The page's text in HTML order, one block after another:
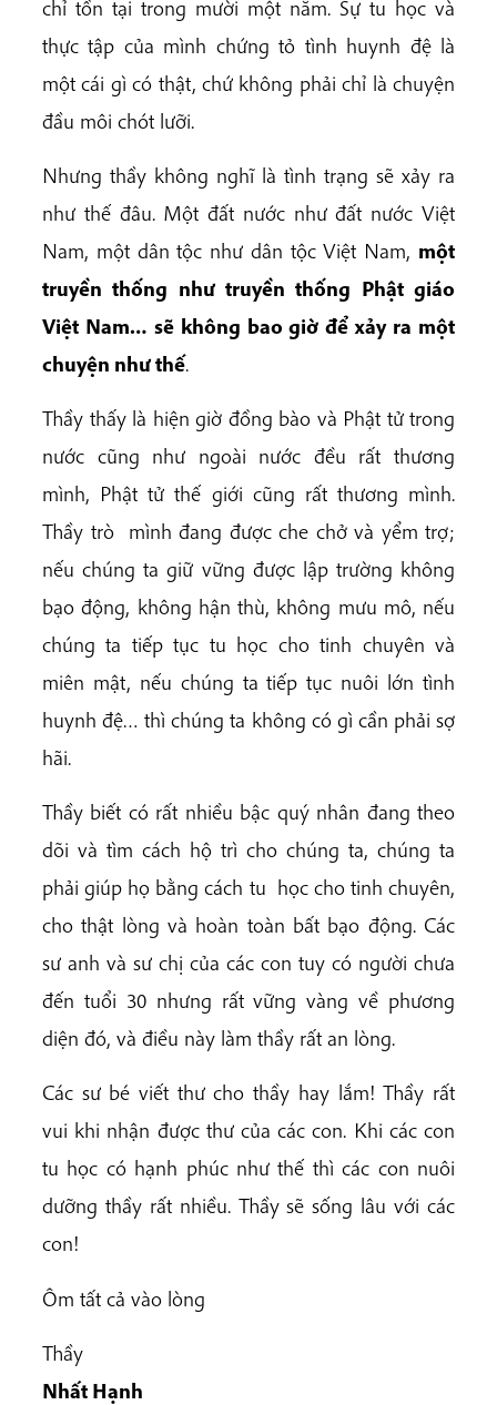
chỉ tồn tại trong mười một năm. Sự tu học và
thực tập của mình chứng tỏ tình huynh đệ là
một cái gì có thật, chứ không phải chỉ là chuyện
đầu môi chót lưỡi.
Nhưng thầy không nghĩ là tình trạng sẽ xảy ra
như thế đâu. Một đất nước như đất nước Việt
Nam, một dân tộc như dân tộc Việt Nam, một
truyền thống như truyền thống Phật giáo
Việt Nam… sẽ không bao giờ để xảy ra một
chuyện như thế.
Thầy thấy là hiện giờ đồng bào và Phật tử trong
nước cũng như ngoài nước đều rất thương
mình, Phật tử thế giới cũng rất thương mình.
Thầy trò mình đang được che chở và yểm trợ;
nếu chúng ta giữ vững được lập trường không
bạo động, không hận thù, không mưu mô, nếu
chúng ta tiếp tục tu học cho tinh chuyên và
miên mật, nếu chúng ta tiếp tục nuôi lớn tình
huynh đệ… thì chúng ta không có gì cần phải sợ
hãi.
Thầy biết có rất nhiều bậc quý nhân đang theo
dõi và tìm cách hộ trì cho chúng ta, chúng ta
phải giúp họ bằng cách tu học cho tinh chuyên,
cho thật lòng và hoàn toàn bất bạo động. Các
sư anh và sư chị của các con tuy có người chưa
đến tuổi 30 nhưng rất vững vàng về phương
diện đó, và điều này làm thầy rất an lòng.
Các sư bé viết thư cho thầy hay lắm! Thầy rất
vui khi nhận được thư của các con. Khi các con
tu học có hạnh phúc như thế thì các con nuôi
dưỡng thầy rất nhiều. Thầy sẽ sống lâu với các
con!
Ôm tất cả vào lòng
Thầy
Nhất Hạnh